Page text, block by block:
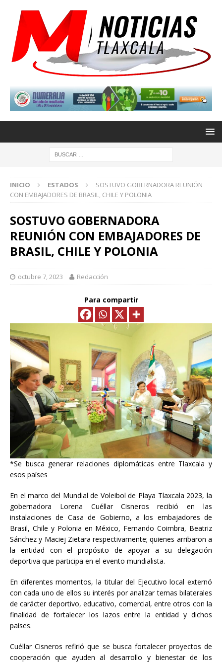
INICIO ESTADOS
SOSTUVO GOBERNADORA REUNIÓN
CON EMBAJADORES DE BRASIL, CHILE Y POLONIA
SOSTUVO GOBERNADORA
REUNIÓN CON EMBAJADORES DE
BRASIL, CHILE Y POLONIA
octubre 7, 2023 Redacción
Para compartir
*Se busca generar relaciones diplomáticas entre Tlaxcala y
esos países
En el marco del Mundial de Voleibol de Playa Tlaxcala 2023, la
gobernadora Lorena Cuéllar Cisneros recibió en las
instalaciones de Casa de Gobierno, a los embajadores de
Brasil, Chile y Polonia en México, Fernando Coimbra, Beatriz
Sánchez y Maciej Zietara respectivamente; quienes arribaron a
la entidad con el propósito de apoyar a su delegación
deportiva que participa en el evento mundialista.
En diferentes momentos, la titular del Ejecutivo local externó
con cada uno de ellos su interés por analizar temas bilaterales
de carácter deportivo, educativo, comercial, entre otros con la
finalidad de fortalecer los lazos entre la entidad y dichos
países.
Cuéllar Cisneros refirió que se busca fortalecer proyectos de
cooperación que ayuden al desarrollo y bienestar de los